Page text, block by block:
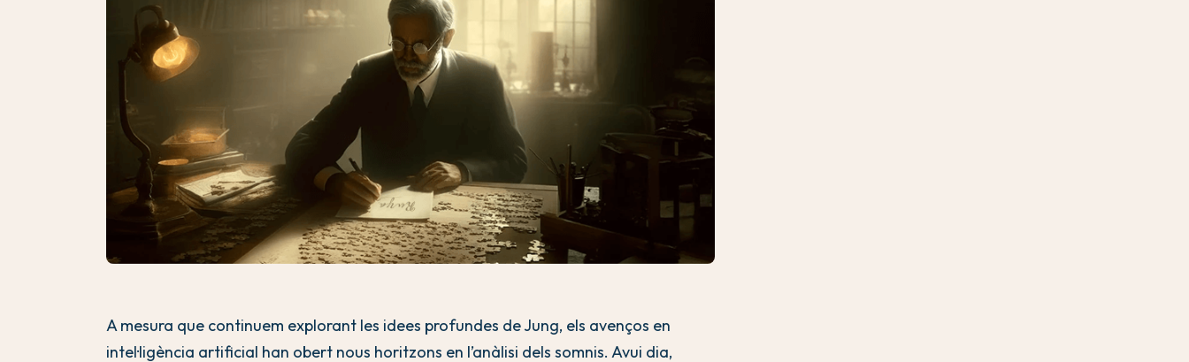
A mesura que continuem explorant les idees profundes de Jung, els avenços en
intel·ligència artificial han obert nous horitzons en l’anàlisi dels somnis. Avui dia,